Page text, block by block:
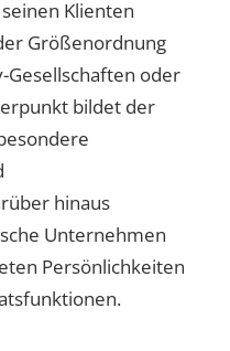
Klienten
Größenordnung
Gesellschaften oder
bildet der
hinaus
Unternehmen
Persönlichkeiten